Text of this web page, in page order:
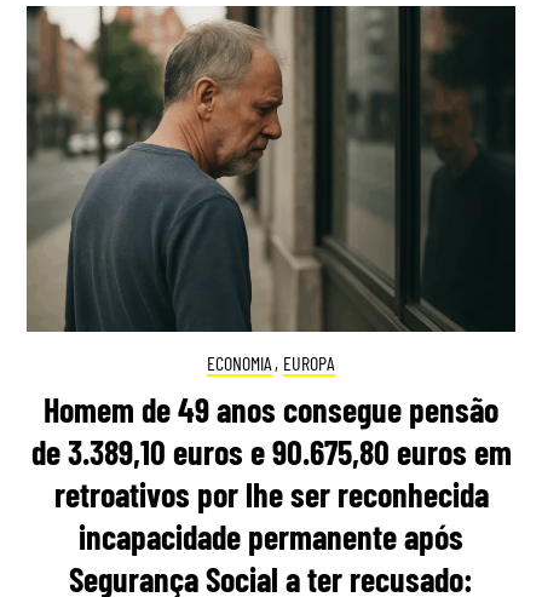
ECONOMIA , EUROPA
Homem de 49 anos consegue pensão
de 3.389,10 euros e 90.675,80 euros em
retroativos por lhe ser reconhecida
incapacidade permanente após
Segurança Social a ter recusado: